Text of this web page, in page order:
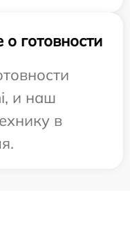
готовности
и наш
в